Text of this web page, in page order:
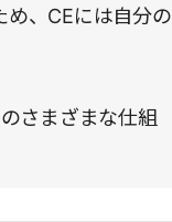
め、CEには自分の
さまざまな仕組